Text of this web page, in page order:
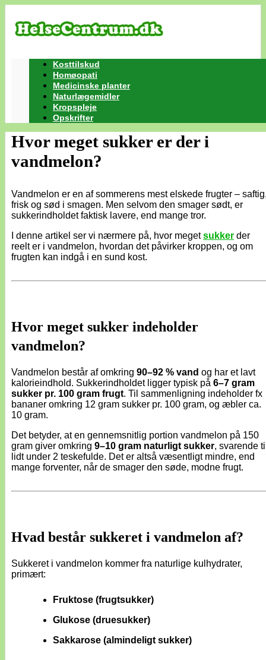
Kosttilskud
Homøopati
Medicinske planter
Naturlægemidler
Kropspleje
Opskrifter
Hvor meget sukker er der i
vandmelon?
Vandmelon er en af sommerens mest elskede frugter –
frisk og sød i smagen. Men selvom den smager sødt, er
sukkerindholdet faktisk lavere, end mange tror.
I denne artikel ser vi nærmere på, hvor megetsukker der
reelt er i vandmelon, hvordan det påvirker kroppen, og om
frugten kan indgå i en sund kost.
Hvor meget sukker indeholder
vandmelon?
Vandmelon består af omkring 90–92 % vand og har et lavt
kalorieindhold. Sukkerindholdet ligger typisk på 6–7 gram
sukker pr. 100 gram frugt. Til sammenligning indeholder fx
bananer omkring 12 gram sukker pr. 100 gram, og æbler ca.
10 gram.
Det betyder, at en gennemsnitlig portion vandmelon på 150
gram giver omkring 9–10 gram naturligt sukker, svarende
lidt under 2 teskefulde. Det er altså væsentligt mindre, end
mange forventer, når de smager den søde, modne frugt.
Hvad består sukkeret i vandmelon af?
Sukkeret i vandmelon kommer fra naturlige kulhydrater,
primært:
Fruktose (frugtsukker)
Glukose (druesukker)
Sakkarose (almindeligt sukker)